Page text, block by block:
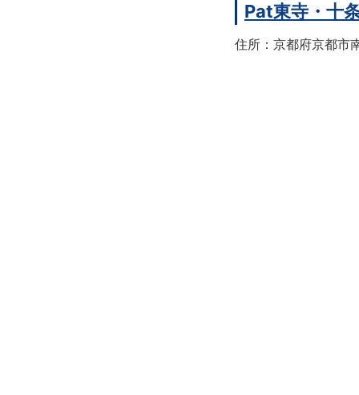
Pat東寺・十
住所：京都府京都市